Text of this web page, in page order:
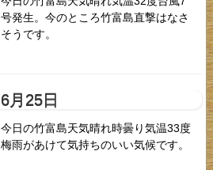
号発生。今のところ竹富島直撃はなさ
そうです。
6月25日
今日の竹富島天気晴れ時曇り気温33度
梅雨があけて気持ちのいい気候です。